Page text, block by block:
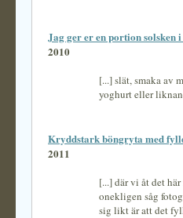
Jag ger er en portion
2010
[...] slät, smaka av
yoghurt eller
Kryddstark böngryta med
2011
[...] där vi åt det
onekligen såg
sig likt är att det